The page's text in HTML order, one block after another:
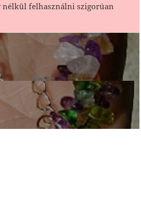
nélkül felhasználni szigorúan